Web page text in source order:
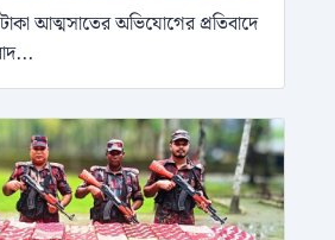
আত্মসাতের অভিযোগের প্রতিবাদে